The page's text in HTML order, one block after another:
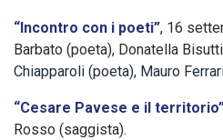
“Incontro con i poeti”, 16
Barbato (poeta), Donatella
Chiapparoli (poeta), Mauro
“Cesare Pavese e il
Rosso (saggista).